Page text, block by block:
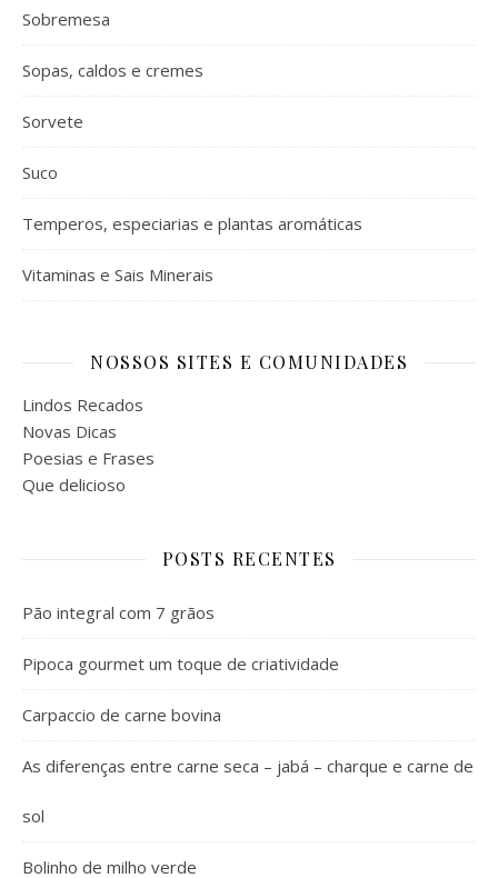
Sobremesa
Sopas, caldos e cremes
Sorvete
Suco
Temperos, especiarias e plantas aromáticas
Vitaminas e Sais Minerais
NOSSOS SITES E COMUNIDADES
Lindos Recados
Novas Dicas
Poesias e Frases
Que delicioso
POSTS RECENTES
Pão integral com 7 grãos
Pipoca gourmet um toque de criatividade
Carpaccio de carne bovina
As diferenças entre carne seca – jabá – charque e carne de
sol
Bolinho de milho verde